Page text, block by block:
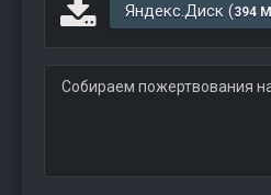
Яндекс.Диск (394
Собираем пожертвования